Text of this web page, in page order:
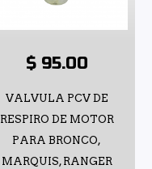
$ 95.00
VALVULA PCV DE
RESPIRO DE MOTOR
PARA BRONCO,
MARQUIS, RANGER